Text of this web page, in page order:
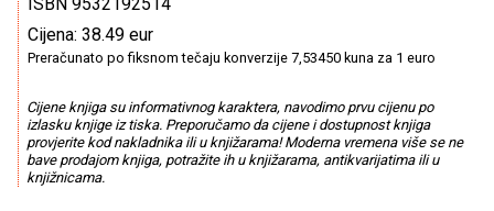
Cijena: 38.49 eur
Preračunato po fiksnom tečaju konverzije 7,53450 kuna za 1 euro
Cijene knjiga su informativnog karaktera, navodimo prvu cijenu po
izlasku knjige iz tiska. Preporučamo da cijene i dostupnost knjiga
provjerite kod nakladnika ili u knjižarama! Moderna vremena više se ne
bave prodajom knjiga, potražite ih u knjižarama, antikvarijatima ili u
knjižnicama.